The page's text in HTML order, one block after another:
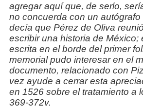
agregar aquí que, de serlo,
no concuerda con un
decía que Pérez de Oliva
escribir una historia de México;
escrita en el borde del primer
memorial pudo interesar en el
documento, relacionado con
vez ayude a cerrar esta
en 1526 sobre el tratamiento a
369-372v.